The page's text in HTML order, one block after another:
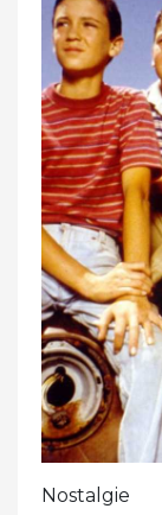
Nostalgie